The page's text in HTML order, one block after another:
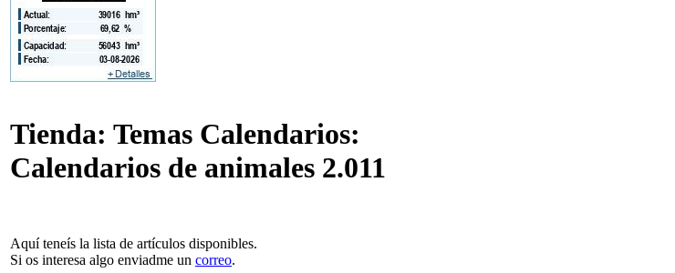
Tienda: Temas Calendarios:
Calendarios de animales 2.011
Aquí teneís la lista de artículos disponibles.
Si os interesa algo enviadme un correo.